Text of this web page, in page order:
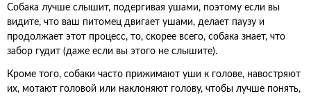
Собака лучше слышит, подергивая ушами, поэтому если вы
видите, что ваш питомец двигает ушами, делает паузу и
продолжает этот процесс, то, скорее всего, собака знает, что
забор гудит (даже если вы этого не слышите).
Кроме того, собаки часто прижимают уши к голове, навостряют
их, мотают головой или наклоняют голову, чтобы лучше понять,